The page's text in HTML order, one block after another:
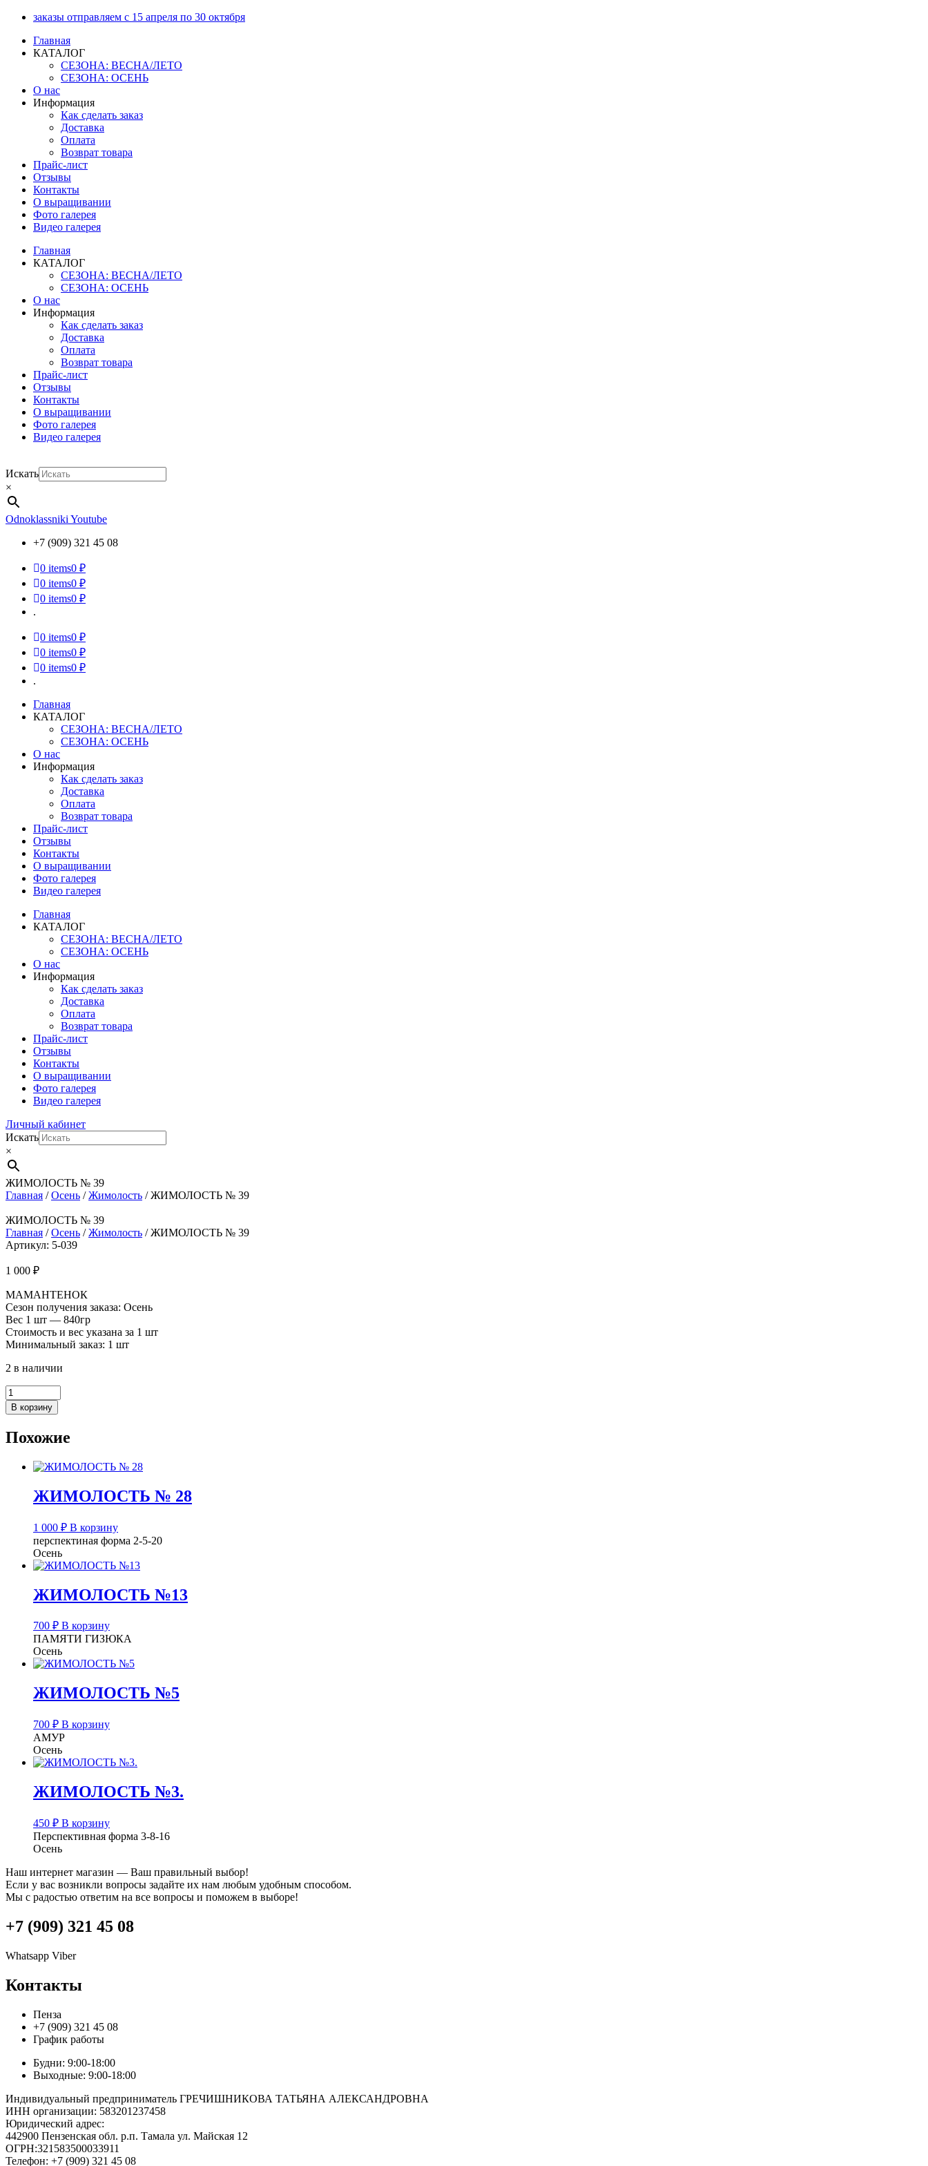
Перейти
содержимому
заказы отправляем с 15 апреля по 30 октября
Главная
КАТАЛОГ
СЕЗОНА: ВЕСНА/ЛЕТО
СЕЗОНА: ОСЕНЬ
О нас
Информация
Как сделать заказ
Доставка
Оплата
Возврат товара
Прайс-лист
Отзывы
Контакты
О выращивании
Фото галерея
Видео галерея
Главная
КАТАЛОГ
СЕЗОНА: ВЕСНА/ЛЕТО
СЕЗОНА: ОСЕНЬ
О нас
Информация
Как сделать заказ
Доставка
Оплата
Возврат товара
Прайс-лист
Отзывы
Контакты
О выращивании
Фото галерея
Видео галерея
Искать
×
Odnoklassniki Youtube
+7 (909) 321 45 08
0 items0 ₽
0 items0 ₽
0 items0 ₽
.
0 items0 ₽
0 items0 ₽
0 items0 ₽
.
Главная
КАТАЛОГ
СЕЗОНА: ВЕСНА/ЛЕТО
СЕЗОНА: ОСЕНЬ
О нас
Информация
Как сделать заказ
Доставка
Оплата
Возврат товара
Прайс-лист
Отзывы
Контакты
О выращивании
Фото галерея
Видео галерея
Главная
КАТАЛОГ
СЕЗОНА: ВЕСНА/ЛЕТО
СЕЗОНА: ОСЕНЬ
О нас
Информация
Как сделать заказ
Доставка
Оплата
Возврат товара
Прайс-лист
Отзывы
Контакты
О выращивании
Фото галерея
Видео галерея
Личный кабинет
Искать
×
ЖИМОЛОСТЬ № 39
Главная /Осень /Жимолость / ЖИМОЛОСТЬ № 39
ЖИМОЛОСТЬ № 39
Главная /Осень /Жимолость / ЖИМОЛОСТЬ № 39
Артикул: 5-039
1 000 ₽
МАМАНТЕНОК
Сезон получения заказа: Осень
Вес 1 шт — 840гр
Стоимость и вес указана за 1 шт
Минимальный заказ: 1 шт
2 в наличии
Количество
товара
ЖИМОЛОСТЬ
39
В корзину
Похожие
ЖИМОЛОСТЬ № 28
1 000 ₽ В корзину
перспектиная форма 2-5-20
Осень
ЖИМОЛОСТЬ №13
700 ₽ В корзину
ПАМЯТИ ГИЗЮКА
Осень
ЖИМОЛОСТЬ №5
700 ₽ В корзину
АМУР
Осень
ЖИМОЛОСТЬ №3.
450 ₽ В корзину
Перспективная форма 3-8-16
Осень
Наш интернет магазин — Ваш правильный выбор!
Если у вас возникли вопросы задайте их нам любым удобным способом.
Мы с радостью ответим на все вопросы и поможем в выборе!
+7 (909) 321 45 08
Whatsapp Viber
Контакты
Пенза
+7 (909) 321 45 08
График работы
Будни: 9:00-18:00
Выходные: 9:00-18:00
Индивидуальный предприниматель ГРЕЧИШНИКОВА ТАТЬЯНА АЛЕКСАНДРОВНА
ИНН организации: 583201237458
Юридический адрес:
442900 Пензенская обл. р.п. Тамала ул. Майская 12
ОГРН:321583500033911
Телефон: +7 (909) 321 45 08